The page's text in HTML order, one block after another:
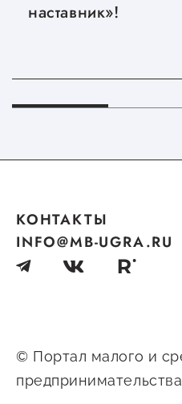
наставник»!
© Портал малого и
КОНТАКТЫ
INFO@MB-UGRA.RU